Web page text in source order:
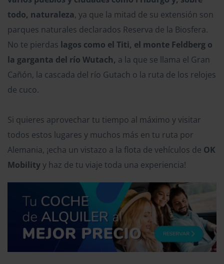
todo, naturaleza, ya que la mitad de su extensión son
parques naturales declarados Reserva de la Biosfera.
No te pierdas lagos como el Titi, el monte Feldberg o
la garganta del río Wutach, a la que se llama el Gran
Cañón, la cascada del río Gutach o la ruta de los relojes
de cuco.
Si quieres aprovechar tu tiempo al máximo y visitar
todos estos lugares y muchos más en tu ruta por
Alemania, ¡echa un vistazo a la flota de vehículos de OK
Mobilityy haz de tu viaje toda una experiencia!